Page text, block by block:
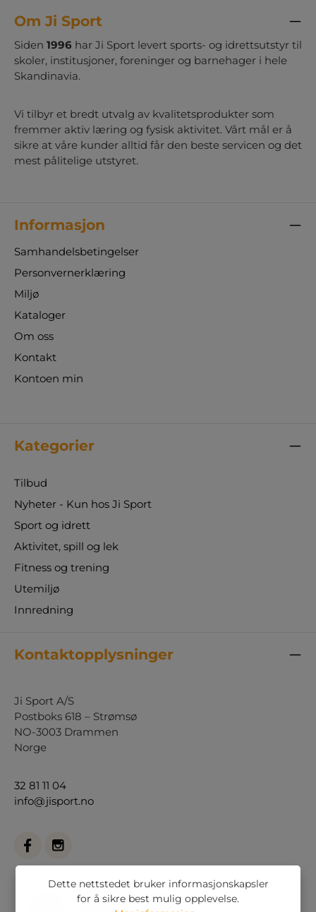
Om Ji Sport
Siden 1996 har Ji Sport levert sports- og idrettsutstyr til
skoler, institusjoner, foreninger og barnehager i hele
Skandinavia.
Vi tilbyr et bredt utvalg av kvalitetsprodukter som
fremmer aktiv læring og fysisk aktivitet. Vårt mål er å
sikre at våre kunder alltid får den beste servicen og det
mest pålitelige utstyret.
Informasjon
Samhandelsbetingelser
Personvernerklæring
Miljø
Kataloger
Om oss
Kontakt
Kontoen min
Kategorier
Tilbud
Nyheter - Kun hos Ji Sport
Sport og idrett
Aktivitet, spill og lek
Fitness og trening
Utemiljø
Innredning
Kontaktopplysninger
Ji Sport A/S
Postboks 618 – Strømsø
NO-3003 Drammen
Norge
32 81 11 04
info@jisport.no
Dette nettstedet bruker informasjonskapsler
for å sikre best mulig opplevelse.